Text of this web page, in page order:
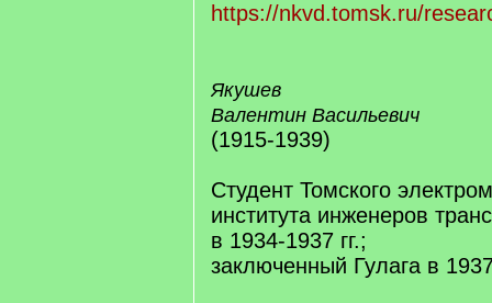
https://nkvd.tomsk.ru/
Якушев
Валентин Васильевич
(1915-1939)
Студент Томского
института инженеров
в 1934-1937 гг.;
заключенный Гулага в